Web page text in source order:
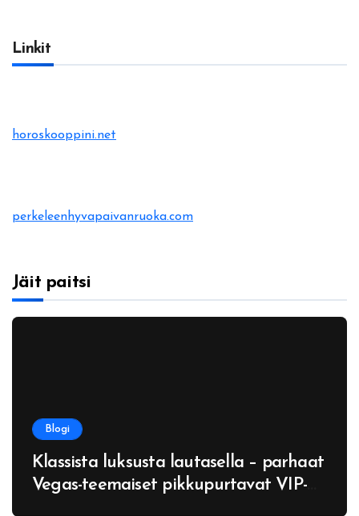
Linkit
horoskooppini.net
perkeleenhyvapaivanruoka.com
Jäit paitsi
Blogi
Klassista luksusta lautasella – parhaat
Vegas-teemaiset pikkupurtavat VIP-